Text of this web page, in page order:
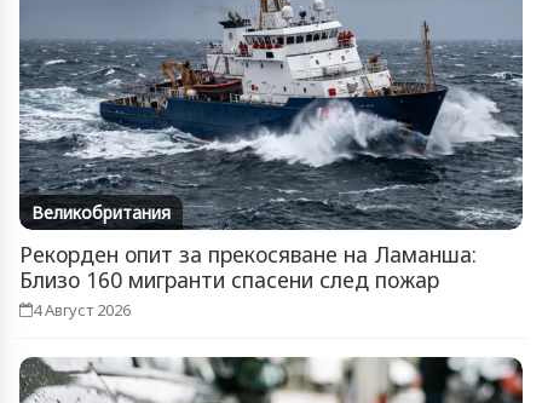
Великобритания
Рекорден опит за прекосяване на Ламанша:
Близо 160 мигранти спасени след пожар
4 Август 2026